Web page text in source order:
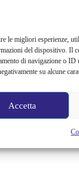
le migliori esperienze,
del dispositivo. Il
di navigazione o
su alcune
Accetta
tempo.